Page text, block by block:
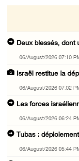
Deux blessés, dont
06/August/2026 07:10
Israël restitue la
06/August/2026 07:02
Les forces
06/August/2026 06:24
Tubas :
06/August/2026 05:44